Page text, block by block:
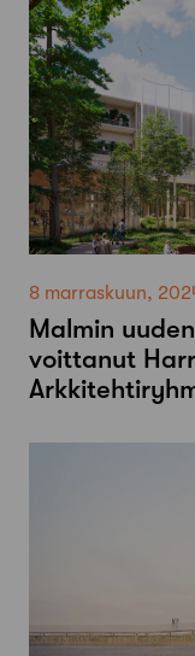
8 marraskuun,
Malmin
voittanut